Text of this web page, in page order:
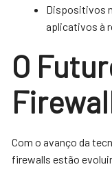
Dispositivos
aplicativos à
O
Com o avanço da
firewalls estão